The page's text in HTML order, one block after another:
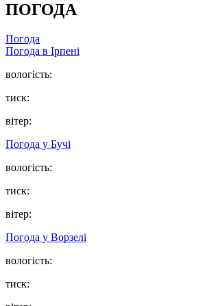
ПОГОДА
Погода
Погода в Ірпені
вологість:
тиск:
вітер:
Погода у Бучі
вологість:
тиск:
вітер:
Погода у Ворзелі
вологість:
тиск: